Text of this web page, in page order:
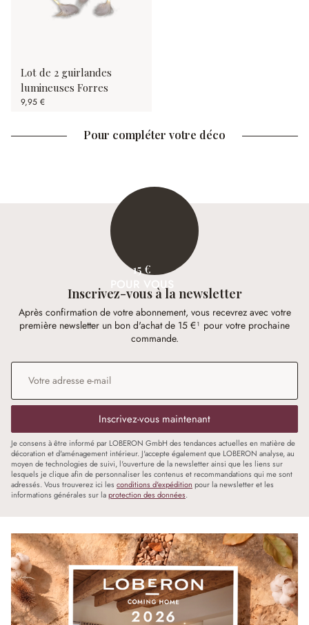
Lot de 2 guirlandes
lumineuses Forres
9,95 €
Pour compléter votre déco
15 €
POUR VOUS
Inscrivez-vous à la newsletter
Après confirmation de votre abonnement, vous recevrez avec votre
première newsletter un bon d'achat de 15 €¹ pour votre prochaine
commande.
Adresse e-mail
Inscrivez-vous maintenant
Je consens à être informé par LOBERON GmbH des tendances actuelles en matière de
décoration et d'aménagement intérieur. J'accepte également que LOBERON analyse, au
moyen de technologies de suivi, l'ouverture de la newsletter ainsi que les liens sur
lesquels je clique afin de personnaliser les contenus et recommandations qui me sont
adressés. Vous trouverez ici les conditions d'expédition pour la newsletter et les
informations générales sur laprotection des données.